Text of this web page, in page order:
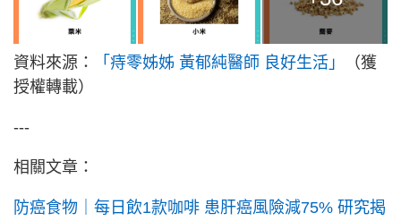
資料來源： 「痔零姊姊 黃郁純醫師 良好生活」
（獲
授權轉載）
---
相關文章：
防癌食物｜每日飲1款咖啡 患肝癌風險減75% 研究揭